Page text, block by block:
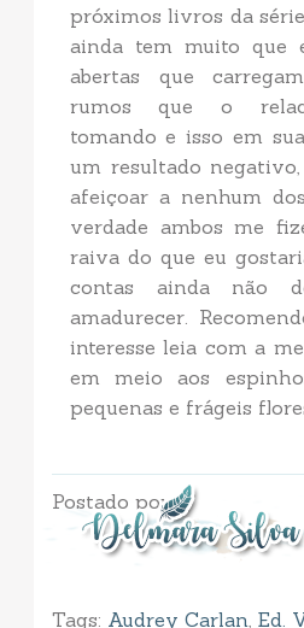
próximos livros da
ainda tem muito que
abertas que
rumos que o
tomando e isso em
um resultado
afeiçoar a nenhum
verdade ambos me
raiva do que eu
contas ainda não
amadurecer.
interesse leia com a
em meio aos
pequenas e frágeis
Postado por
Tags: Audrey Carlan, Ed.